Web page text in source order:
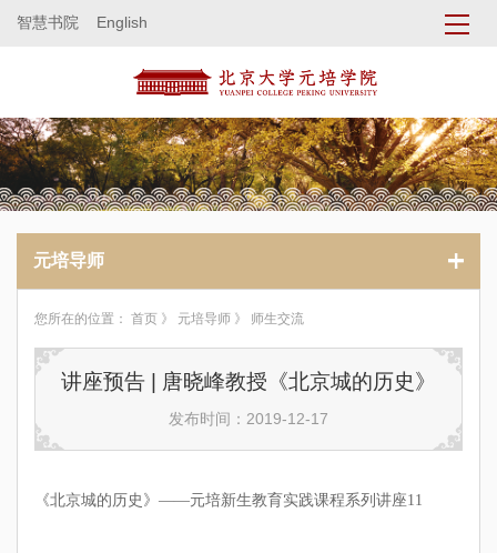
智慧书院 English
元培导师
您所在的位置： 首页 》 元培导师 》 师生交流
讲座预告 | 唐晓峰教授《北京城的历史》
发布时间：2019-12-17
《北京城的历史》 ——元培新生教育实践课程系列讲座11